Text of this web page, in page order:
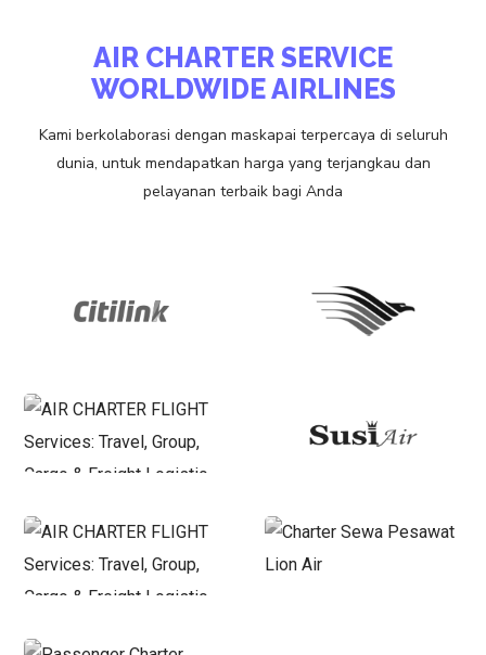
AIR CHARTER SERVICE
WORLDWIDE AIRLINES
Kami berkolaborasi dengan maskapai terpercaya di seluruh
dunia, untuk mendapatkan harga yang terjangkau dan
pelayanan terbaik bagi Anda